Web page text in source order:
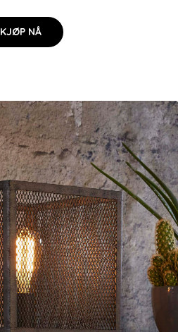
KJØP NÅ